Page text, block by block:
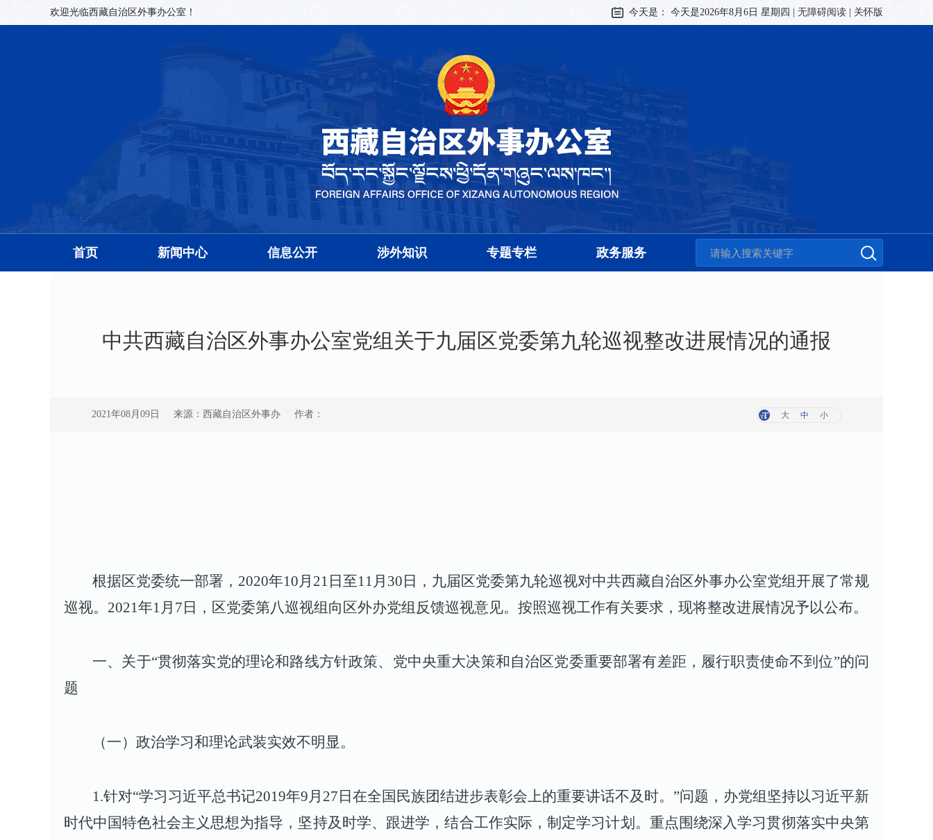
欢迎光临西藏自治区外事办公室！ 今天是： 今天是2026年8月6日 星期四 无障碍阅读 关怀版
首页 新闻中心 信息公开 涉外知识 专题专栏 政务服务
中共西藏自治区外事办公室党组关于九届区党委第九轮巡视整改进展情况的通报
2021年08月09日 来源：西藏自治区外事办 作者： 大 中 小
根据区党委统一部署，2020年10月21日至11月30日，九届区党委第九轮巡视对中共西藏自治区外事办公室党组开展了常规
巡视。2021年1月7日，区党委第八巡视组向区外办党组反馈巡视意见。按照巡视工作有关要求，现将整改进展情况予以公布。
一、关于“贯彻落实党的理论和路线方针政策、党中央重大决策和自治区党委重要部署有差距，履行职责使命不到位”的问
题
（一）政治学习和理论武装实效不明显。
1.针对“学习习近平总书记2019年9月27日在全国民族团结进步表彰会上的重要讲话不及时。”问题，办党组坚持以习近平新
时代中国特色社会主义思想为指导，坚持及时学、跟进学，结合工作实际，制定学习计划。重点围绕深入学习贯彻落实中央第